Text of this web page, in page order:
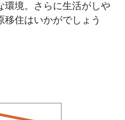
環境。さらに生活がしや
住はいかがでしょう